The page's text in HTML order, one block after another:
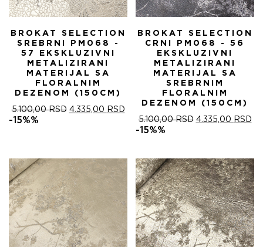
BROKAT SELECTION
SREBRNI PM068 -
57 EKSKLUZIVNI
METALIZIRANI
MATERIJAL SA
FLORALNIM
DEZENOM (150CM)
5.100,00RSD ОРИГИНАЛНА
4.335,00 RSDТРЕНУТНА
ЦЕНА
-15%%
BROKAT SELECTION
CRNI PM068 - 56
EKSKLUZIVNI
METALIZIRANI
MATERIJAL SA
SREBRNIM
FLORALNIM
DEZENOM (150CM)
5.100,00RSD ОРИГИНАЛНА
5.100,00 RSD.
4.335,00 RSD
-15%%